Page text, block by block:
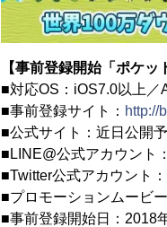
【事前登録開始「ポケッ
■対応OS：iOS7.0以上／
■事前登録サイト： http://
■公式サイト：近日公開
■LINE@公式アカウント：
■Twitter公式アカウント：
■プロモーションムービー
■事前登録開始日：2018